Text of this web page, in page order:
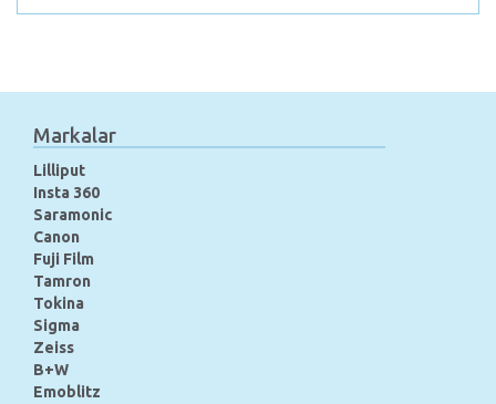
Markalar
Lilliput
Insta 360
Saramonic
Canon
Fuji Film
Tamron
Tokina
Sigma
Zeiss
B+W
Emoblitz